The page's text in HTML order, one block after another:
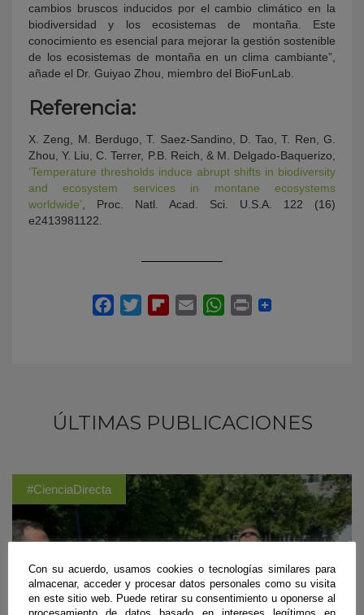
cambios bruscos inducidos por el cambio climático en la
biodiversidad y los ecosistemas de montaña. Este
conocimiento es esencial para mejorar la gestión sostenible
de los ecosistemas de montaña en un clima cambiante”,
añade el Dr. Guiyao Zhou, miembro del BioFunLab.
Referencia:
X. Zeng, M. Berdugo, T. Saez-Sandino, D. Tao, T. Ren, G.
Zhou, Y. Liu, C. Terrer, P.B. Reich, & M. Delgado-Baquerizo,
‘Temperature thresholds induce abrupt shifts in biodiversity
and ecosystem services in montane ecosystems
worldwide’ , Proc. Natl. Acad. Sci. U.S.A. 122 (16)
e2413981122.
ÚLTIMAS PUBLICACIONES
#CienciaDirecta
Con su acuerdo, usamos cookies o tecnologías similares para
almacenar, acceder y procesar datos personales como su visita
en este sitio web. Puede retirar su consentimiento u oponerse al